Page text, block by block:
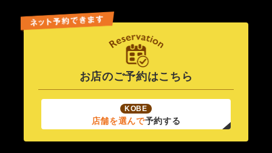
お店のご予約はこちら
KOBE
店舗を選んで予約する